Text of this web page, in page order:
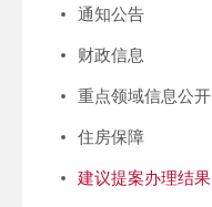
通知公告
财政信息
重点领域信息公开
住房保障
建议提案办理结果